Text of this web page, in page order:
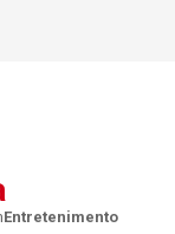
Entretenimento